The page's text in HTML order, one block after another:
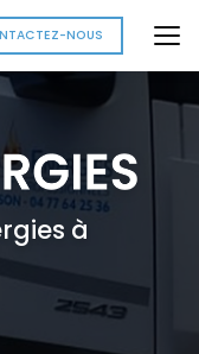
NOUS
à